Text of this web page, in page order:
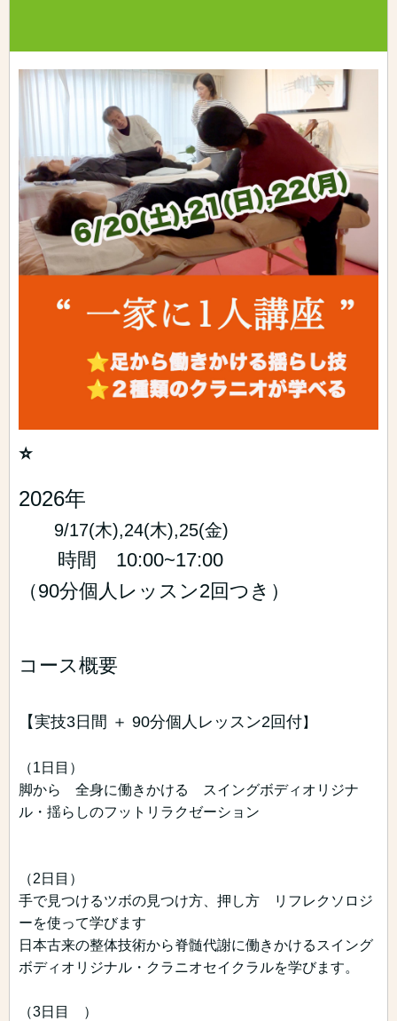
⭐️
2026年
9/17(木),24(木),25(金)
時間 10:00~17:00
（90分個人レッスン2回つき）
コース概要
【実技3日間 ＋ 90分個人レッスン2回付】
⁡⁡（1日目）
脚から 全身に働きかける スイングボディオリジナ
ル・揺らしのフットリラクゼーション
（2日目）
手で見つけるツボの見つけ方、押し方 リフレクソロジ
ーを使って学びます
日本古来の整体技術から脊髄代謝に働きかけるスイング
ボディオリジナル・クラニオセイクラルを学びます。
⁡（3日目 ）